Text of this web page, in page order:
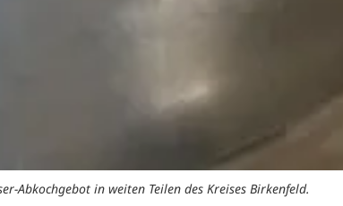
Abkochgebot in weiten Teilen des Kreises Birkenfeld.